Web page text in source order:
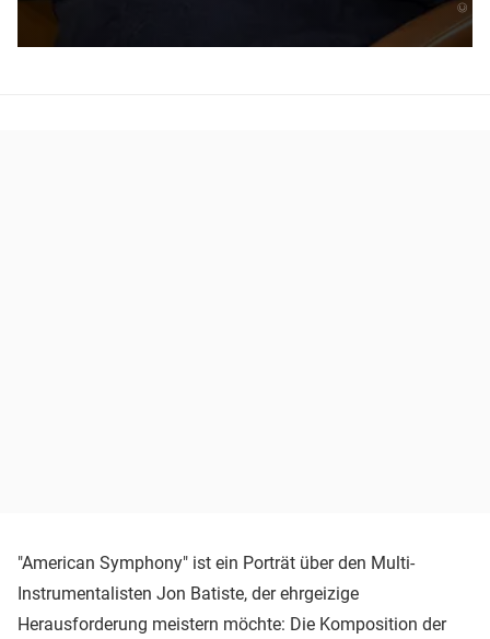
"American Symphony" ist ein Porträt über den Multi-
Instrumentalisten Jon Batiste, der ehrgeizige
Herausforderung meistern möchte: Die Komposition der